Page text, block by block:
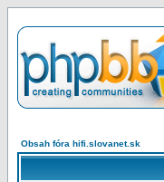
Obsah fóra hifi.slovanet.sk